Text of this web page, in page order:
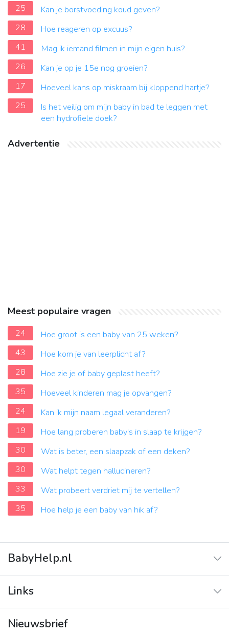
25
Kan je borstvoeding koud geven?
28
Hoe reageren op excuus?
41
Mag ik iemand filmen in mijn eigen huis?
26
Kan je op je 15e nog groeien?
17
Hoeveel kans op miskraam bij kloppend hartje?
25
Is het veilig om mijn baby in bad te leggen met
een hydrofiele doek?
Advertentie
Meest populaire vragen
24
Hoe groot is een baby van 25 weken?
43
Hoe kom je van leerplicht af?
28
Hoe zie je of baby geplast heeft?
35
Hoeveel kinderen mag je opvangen?
24
Kan ik mijn naam legaal veranderen?
19
Hoe lang proberen baby's in slaap te krijgen?
30
Wat is beter, een slaapzak of een deken?
30
Wat helpt tegen hallucineren?
33
Wat probeert verdriet mij te vertellen?
35
Hoe help je een baby van hik af?
BabyHelp.nl
Vraag & Antwoord
Links
Contact
Nieuwsbrief